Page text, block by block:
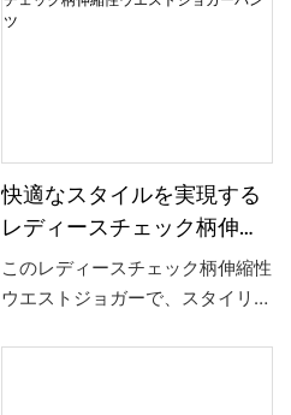
快適なスタイルを実現する
レディースチェック柄伸縮
性ウエストジョガーパンツ
このレディースチェック柄伸縮性
ウエストジョガーで、スタイリッ